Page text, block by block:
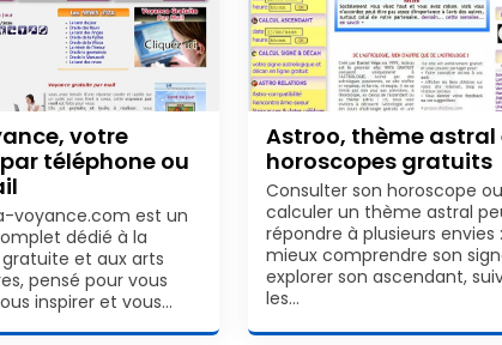
votre
téléphone ou
voyance.com est un
dédié à la
et aux arts
pensé pour vous
inspirer et vous…
Astroo, thème astral
horoscopes gratuits
Consulter son horoscope ou
calculer un thème astral
répondre à plusieurs envies :
mieux comprendre son
explorer son ascendant,
les…